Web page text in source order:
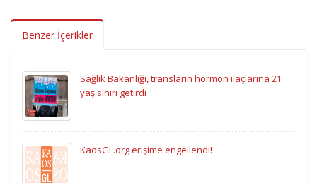
Benzer İçerikler
Sağlık Bakanlığı, transların hormon ilaçlarına 21
yaş sınırı getirdi
KaosGL.org erişime engellendi!